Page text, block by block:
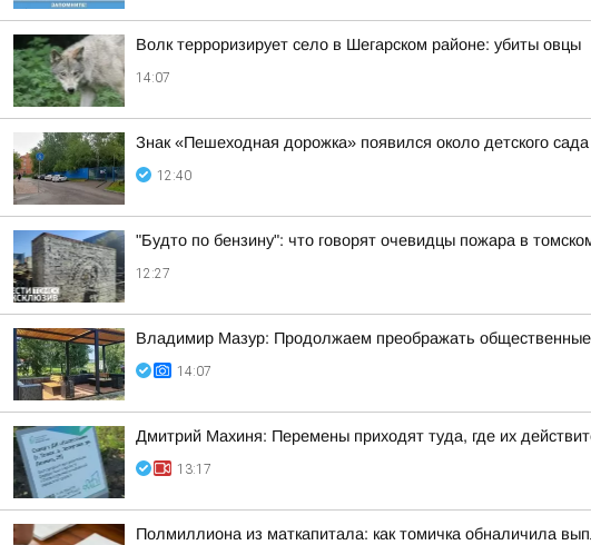
Волк терроризирует село в Шегарском районе: убиты овцы
14:07
Знак «Пешеходная дорожка» появился около детского
12:40
"Будто по бензину": что говорят очевидцы пожара в
12:27
Владимир Мазур: Продолжаем преображать общественные
14:07
Дмитрий Махиня: Перемены приходят туда, где их
13:17
Полмиллиона из маткапитала: как томичка обналичила